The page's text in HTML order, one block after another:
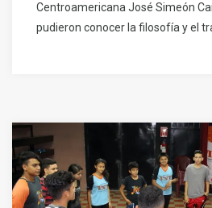
Centroamericana José Simeón
pudieron conocer la filosofía y el